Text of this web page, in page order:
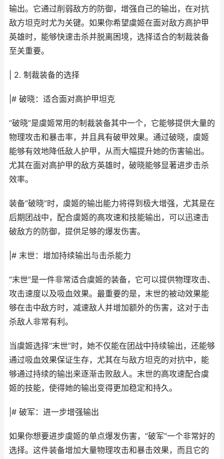
输出。它通过削弱敌方的防御，增强自己的输出，在对抗
敌方坦克时尤为关键。如果你希望虞姬在面对敌方高护甲
英雄时，能够快速击杀并脱离困境，选择适合的制裁装备
至关重要。
| 2. 制裁装备的选择
|# 破晓：适合面对高护甲坦克
“破晓”是虞姬常用的制裁装备其中一个，它能够提供大量的
物理攻击和暴击率，并且具有破甲效果。通过破晓，虞姬
能够有效地降低敌人护甲，从而大幅提升她的伤害输出。
尤其在面对高护甲的敌方英雄时，破晓能够显著进步击杀
效率。
装备“破晓”时，虞姬的输出能力将得到极大增强，尤其是在
后期团战中，配合虞姬的高攻速和技能输出，可以迅速击
破敌方的防御，提供足够的爆发伤害。
|# 末世：增加持续输出与击杀能力
“末世”是一件非常适合虞姬的装备，它可以提供物理攻击、
攻击速度以及吸血效果。最重要的是，末世的被动效果能
够在击中敌方时，减速敌人并增加额外的伤害，这对于击
杀敌人非常有利。
当虞姬选择“末世”时，她不仅能在团战中持续输出，还能够
通过吸血效果保证生存，尤其在与敌方坦克的对抗中，能
够通过持续的输出来逐渐击败敌人。末世的高攻速配合虞
姬的技能，使得她的输出变得更加稳定和持久。
|# 破军：进一步增强输出
如果你想要进步虞姬的单点爆发伤害，“破军”一个非常好的
选择。这件装备增加大量物理攻击和暴击效果，而且它的